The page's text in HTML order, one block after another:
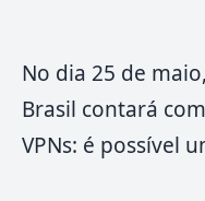
No dia 25 de
Brasil contará
VPNs: é possível